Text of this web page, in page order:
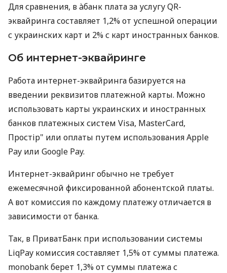
Для сравнения, в àбанк плата за услугу QR-
эквайринга составляет 1,2% от успешной операции
с украинских карт и 2% с карт иностранных банков.
Об интернет-эквайринге
Работа интернет-эквайринга базируется на
введении реквизитов платежной карты. Можно
использовать карты украинских и иностранных
банков платежных систем Visa, MasterCard,
Простір" или оплаты путем использования Apple
Pay или Google Pay.
Интернет-эквайринг обычно не требует
ежемесячной фиксированной абонентской платы.
А вот комиссия по каждому платежу отличается в
зависимости от банка.
Так, в ПриватБанк при использовании системы
LiqPay комиссия составляет 1,5% от суммы платежа.
monobank берет 1,3% от суммы платежа с